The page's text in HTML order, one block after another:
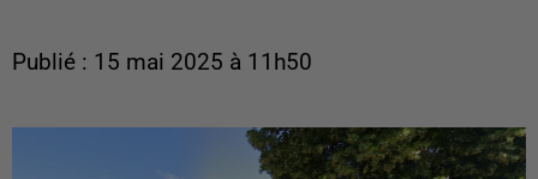
Publié : 15 mai 2025 à 11h50